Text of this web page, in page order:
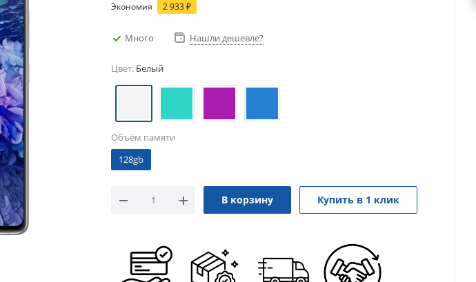
Экономия 2 933₽
Много Нашли дешевле?
Цвет: Белый
Объём памяти
128gb
В корзину Купить в 1 клик